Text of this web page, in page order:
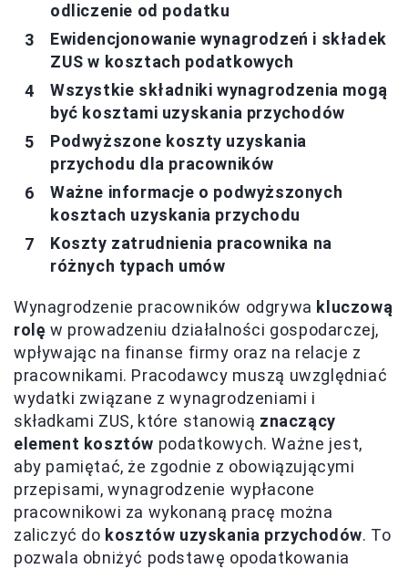
odliczenie od podatku
Ewidencjonowanie wynagrodzeń i składek
ZUS w kosztach podatkowych
Wszystkie składniki wynagrodzenia mogą
być kosztami uzyskania przychodów
Podwyższone koszty uzyskania
przychodu dla pracowników
Ważne informacje o podwyższonych
kosztach uzyskania przychodu
Koszty zatrudnienia pracownika na
różnych typach umów
Wynagrodzenie pracowników odgrywa kluczową
rolę w prowadzeniu działalności gospodarczej,
wpływając na finanse firmy oraz na relacje z
pracownikami. Pracodawcy muszą uwzględniać
wydatki związane z wynagrodzeniami i
składkami ZUS, które stanowią znaczący
element kosztów podatkowych. Ważne jest,
aby pamiętać, że zgodnie z obowiązującymi
przepisami, wynagrodzenie wypłacone
pracownikowi za wykonaną pracę można
zaliczyć do kosztów uzyskania przychodów. To
pozwala obniżyć podstawę opodatkowania